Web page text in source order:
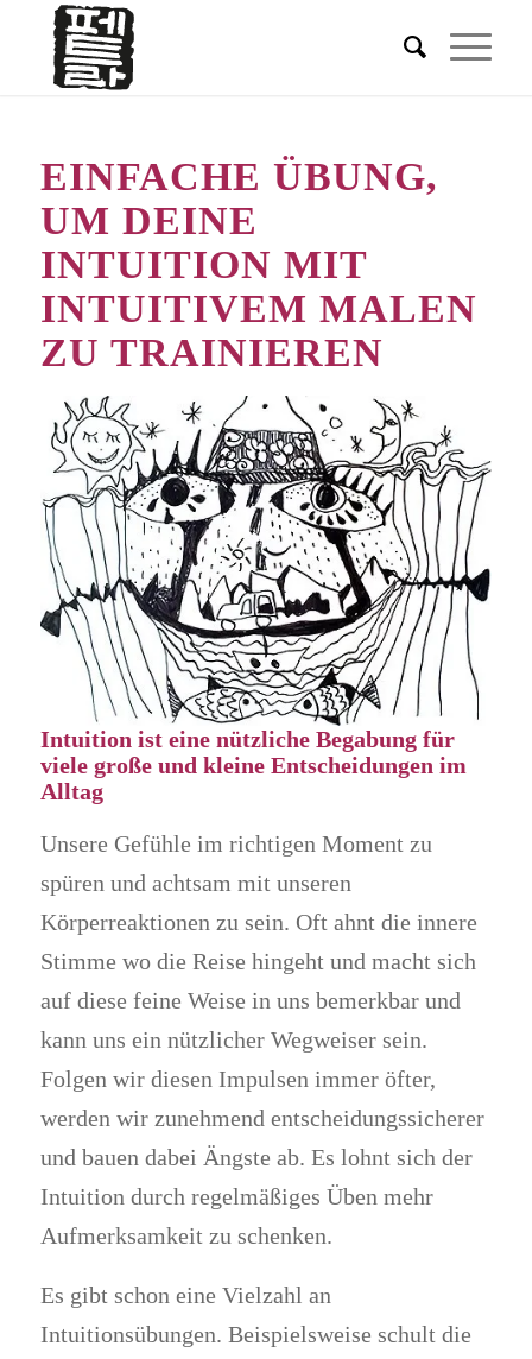
EINFACHE ÜBUNG,
UM DEINE
INTUITION MIT
INTUITIVEM MALEN
ZU TRAINIEREN
Intuition ist eine nützliche Begabung für
viele große und kleine Entscheidungen im
Alltag
Unsere Gefühle im richtigen Moment zu
spüren und achtsam mit unseren
Körperreaktionen zu sein. Oft ahnt die innere
Stimme wo die Reise hingeht und macht sich
auf diese feine Weise in uns bemerkbar und
kann uns ein nützlicher Wegweiser sein.
Folgen wir diesen Impulsen immer öfter,
werden wir zunehmend entscheidungssicherer
und bauen dabei Ängste ab. Es lohnt sich der
Intuition durch regelmäßiges Üben mehr
Aufmerksamkeit zu schenken.
Es gibt schon eine Vielzahl an
Intuitionsübungen. Beispielsweise schult die